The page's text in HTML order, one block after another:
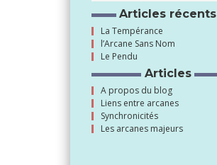
Articles récents
La Tempérance
l’Arcane Sans Nom
Le Pendu
Articles
A propos du blog
Liens entre arcanes
Synchronicités
Les arcanes majeurs